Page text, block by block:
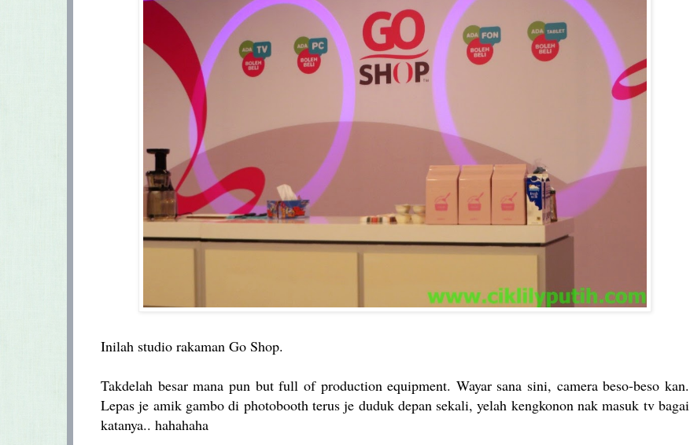
Inilah studio rakaman Go Shop.
Takdelah besar mana pun but full of production equipment. Wayar sana sini, camera beso-beso kan.
Lepas je amik gambo di photobooth terus je duduk depan sekali, yelah kengkonon nak masuk tv bagai
katanya.. hahahaha